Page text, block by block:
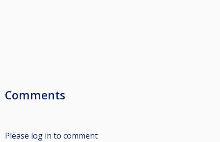
Comments
Please log in to comment